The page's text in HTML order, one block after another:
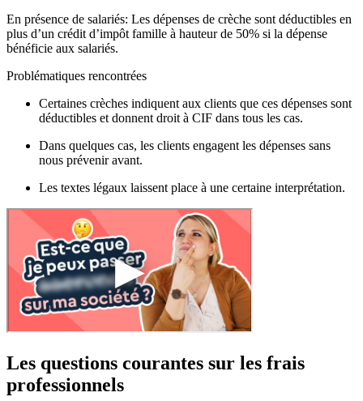
En présence de salariés: Les dépenses de crèche sont déductibles en
plus d’un crédit d’impôt famille à hauteur de 50% si la dépense
bénéficie aux salariés.
Problématiques rencontrées
Certaines crèches indiquent aux clients que ces dépenses sont
déductibles et donnent droit à CIF dans tous les cas.
Dans quelques cas, les clients engagent les dépenses sans
nous prévenir avant.
Les textes légaux laissent place à une certaine interprétation.
Les questions courantes sur les frais
professionnels